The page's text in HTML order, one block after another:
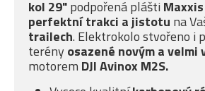
kol 29"podpořená plášti
perfektní trakci a jistotu na
trailech. Elektrokolo stvořeno i
terény osazené novým a velmi
motorem DJI Avinox M2S.